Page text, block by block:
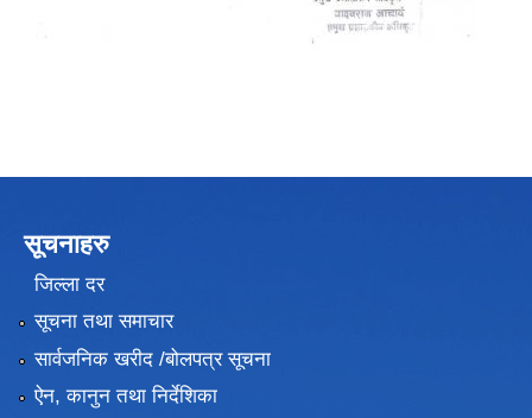
सूचनाहरु
जिल्ला दर
सूचना तथा समाचार
सार्वजनिक खरीद /बोलपत्र सूचना
ऐन, कानुन तथा निर्देशिका